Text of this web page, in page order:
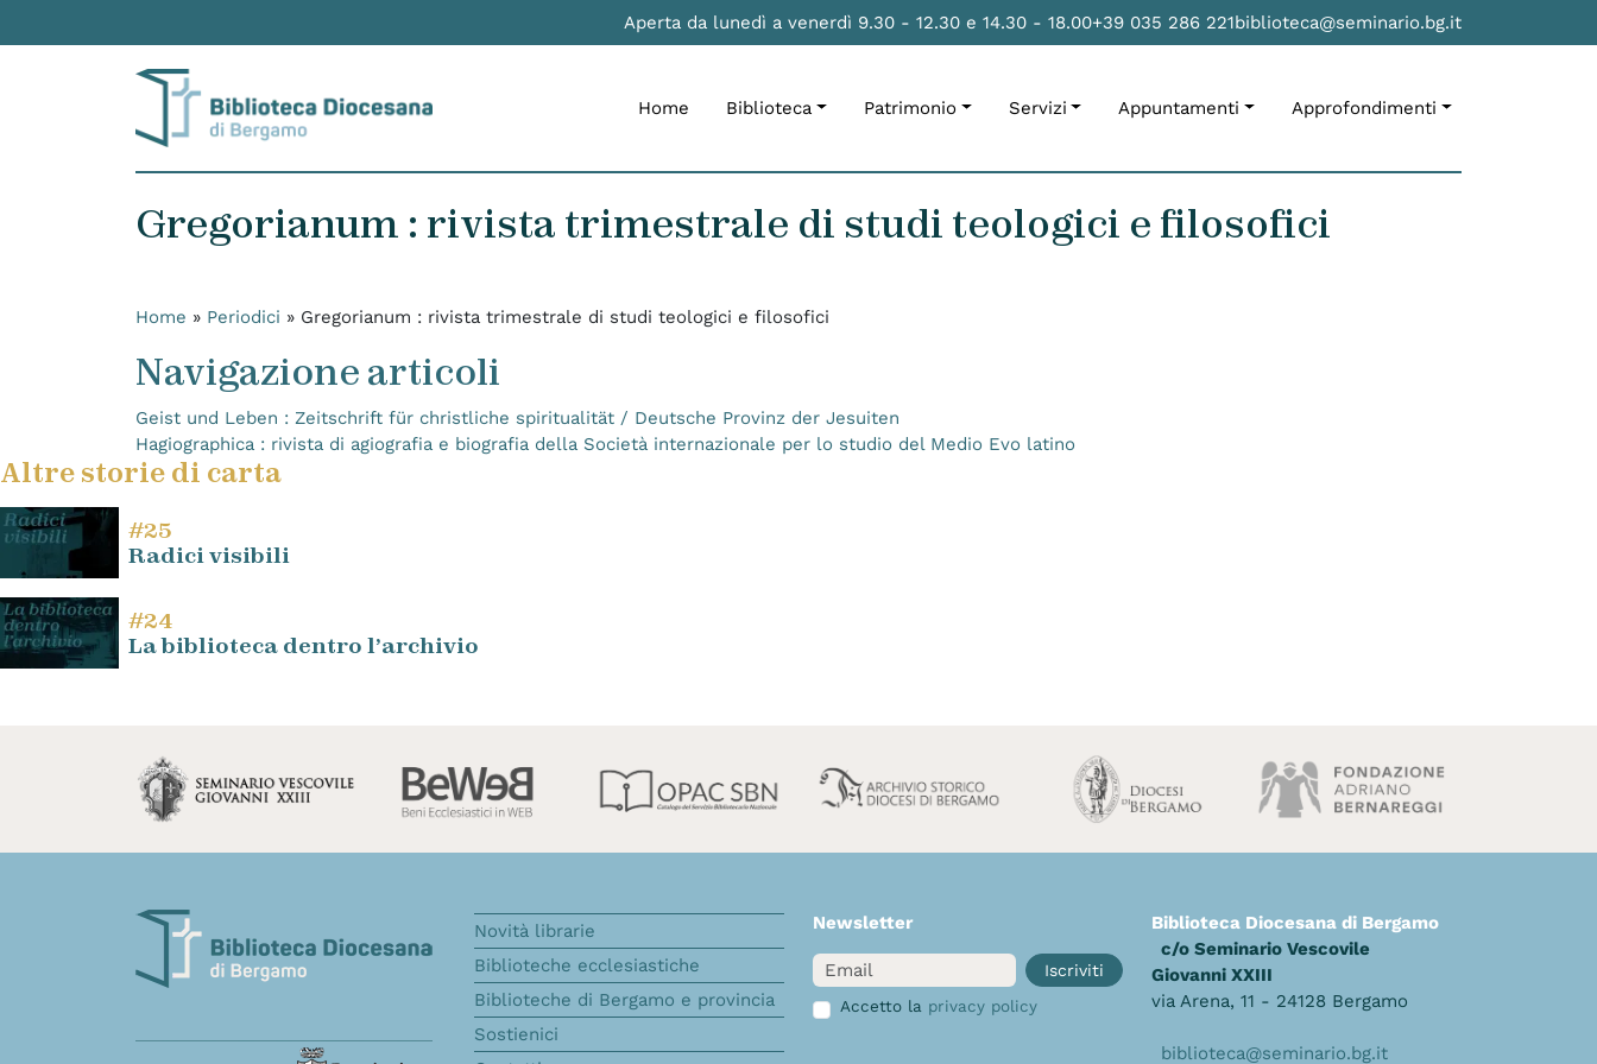
Aperta da lunedì a venerdì 9.30 - 12.30 e 14.30 - 18.00+39 035 286 221biblioteca@seminario.bg.it
Home Biblioteca Patrimonio Servizi Appuntamenti Approfondimenti
Gregorianum : rivista trimestrale di studi teologici e filosofici
Home » Periodici » Gregorianum : rivista trimestrale di studi teologici e filosofici
Navigazione articoli
Geist und Leben : Zeitschrift für christliche spiritualität / Deutsche Provinz der Jesuiten
Hagiographica : rivista di agiografia e biografia della Società internazionale per lo studio del Medio Evo latino
Altre storie di carta
#25
Radici visibili
#24
La biblioteca dentro l’archivio
Novità librarie
Biblioteche ecclesiastiche
Biblioteche di Bergamo e provincia
Sostienici
Newsletter
Email
Iscriviti
Accetto la privacy policy
Biblioteca Diocesana di Bergamo
c/o Seminario Vescovile
Giovanni XXIII
via Arena, 11 - 24128 Bergamo
biblioteca@seminario.bg.it